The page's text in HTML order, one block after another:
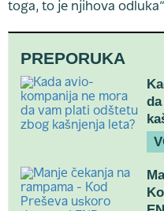
toga, to je njihova
PREPORUKA